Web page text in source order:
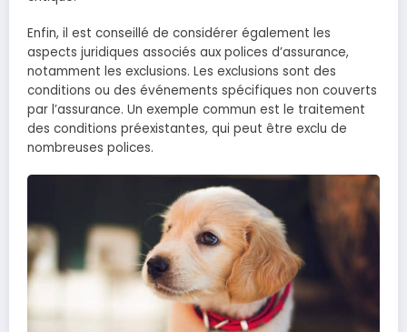
Enfin, il est conseillé de considérer également les
aspects juridiques associés aux polices d’assurance,
notamment les exclusions. Les exclusions sont des
conditions ou des événements spécifiques non couverts
par l’assurance. Un exemple commun est le traitement
des conditions préexistantes, qui peut être exclu de
nombreuses polices.